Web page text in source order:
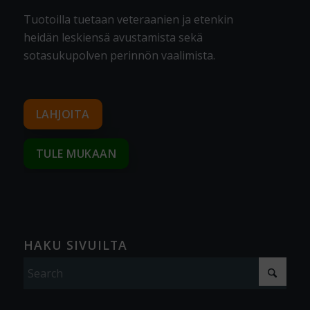
Tuotoilla tuetaan veteraanien ja etenkin
heidän leskiensä avustamista sekä
sotasukupolven perinnön vaalimista.
LAHJOITA
TULE MUKAAN
HAKU SIVUILTA